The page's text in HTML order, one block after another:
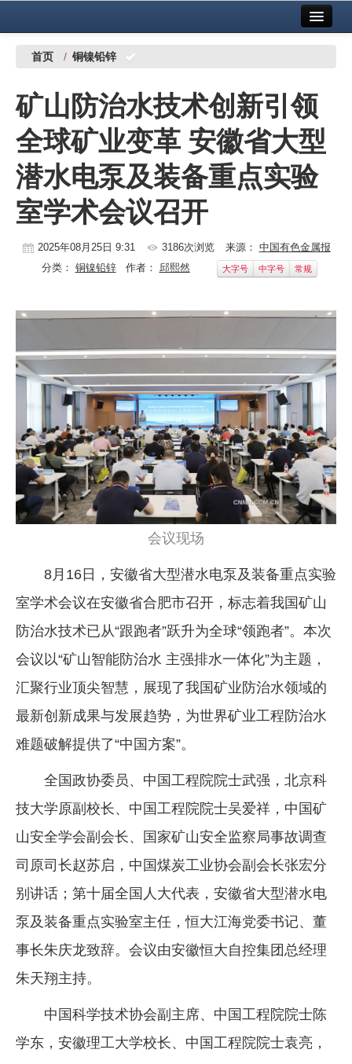
中国有色金属报社主办 广告服务
铜镍铅锌
铝
稀有稀土
有色市场
科技
镁钛
企业文化
《资源再生》杂志
行情报价
数字报
首页 / 铜镍铅锌
矿山防治水技术创新引领
全球矿业变革 安徽省大型
潜水电泵及装备重点实验
室学术会议召开
2025年08月25日 9:31 3186次浏览 来源： 中国有色金属报
分类： 铜镍铅锌作者： 邱熙然 大字号 中字号 常规
会议现场
8月16日，安徽省大型潜水电泵及装备重点实验
室学术会议在安徽省合肥市召开，标志着我国矿山
防治水技术已从“跟跑者”跃升为全球“领跑者”。本次
会议以“矿山智能防治水 主强排水一体化”为主题，
汇聚行业顶尖智慧，展现了我国矿业防治水领域的
最新创新成果与发展趋势，为世界矿业工程防治水
难题破解提供了“中国方案”。
全国政协委员、中国工程院院士武强，北京科
技大学原副校长、中国工程院院士吴爱祥，中国矿
山安全学会副会长、国家矿山安全监察局事故调查
司原司长赵苏启，中国煤炭工业协会副会长张宏分
别讲话；第十届全国人大代表，安徽省大型潜水电
泵及装备重点实验室主任，恒大江海党委书记、董
事长朱庆龙致辞。会议由安徽恒大自控集团总经理
朱天翔主持。
中国科学技术协会副主席、中国工程院院士陈
学东，安徽理工大学校长、中国工程院院士袁亮，